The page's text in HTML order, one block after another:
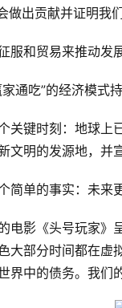
做出贡献并证明我
服和贸易来推动发
通吃”的经济模式
关键时刻：地球
文明的发源地，并
简单的事实：未来
电影《头号玩家》
大部分时间都在虚
界中的债务。我们